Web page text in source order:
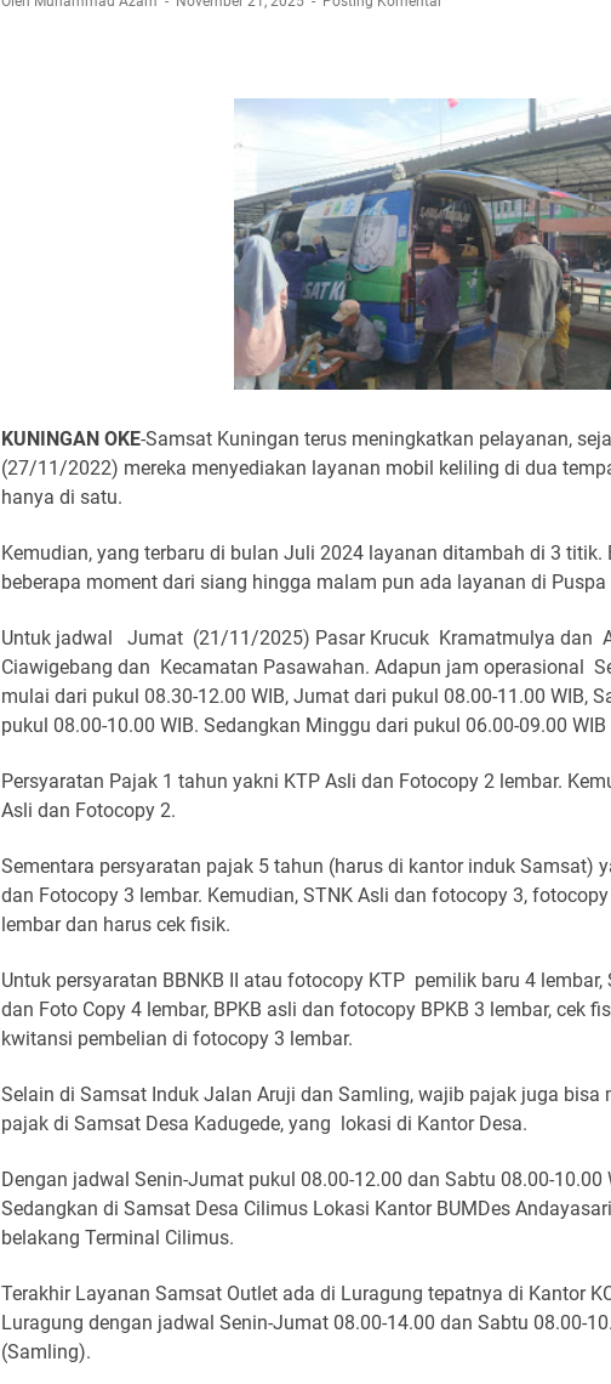
Sudahkah Kita Merdeka Dari Hawa Nafsu?
Info Sembako di Pasar Kepuh Kuningan Kamis 6 Agustus 2026, Daging
Agenda Kegiatan Bupati Kuningan Jumat 7 Agustus 2026 Ada Tiga, Tapi
KUNINGAN OKE-Samsat Kuningan terus meningkatkan pelayanan,
(27/11/2022) mereka menyediakan layanan mobil keliling di dua
hanya di satu.
Kemudian, yang terbaru di bulan Juli 2024 layanan ditambah di 3 titik.
beberapa moment dari siang hingga malam pun ada layanan di
Untuk jadwal Jumat (21/11/2025) Pasar Krucuk Kramatmulya dan
Ciawigebang dan Kecamatan Pasawahan. Adapun jam operasional
mulai dari pukul 08.30-12.00 WIB, Jumat dari pukul 08.00-11.00 WIB,
pukul 08.00-10.00 WIB. Sedangkan Minggu dari pukul 06.00-09.00 WIB
Persyaratan Pajak 1 tahun yakni KTP Asli dan Fotocopy 2 lembar.
Asli dan Fotocopy 2.
Sementara persyaratan pajak 5 tahun (harus di kantor induk Samsat)
dan Fotocopy 3 lembar. Kemudian, STNK Asli dan fotocopy 3,
lembar dan harus cek fisik.
Untuk persyaratan BBNKB II atau fotocopy KTP pemilik baru 4 lembar,
dan Foto Copy 4 lembar, BPKB asli dan fotocopy BPKB 3 lembar, cek
kwitansi pembelian di fotocopy 3 lembar.
Selain di Samsat Induk Jalan Aruji dan Samling, wajib pajak juga bisa
pajak di Samsat Desa Kadugede, yang lokasi di Kantor Desa.
Dengan jadwal Senin-Jumat pukul 08.00-12.00 dan Sabtu 08.00-10.00
Sedangkan di Samsat Desa Cilimus Lokasi Kantor BUMDes
belakang Terminal Cilimus.
Terakhir Layanan Samsat Outlet ada di Luragung tepatnya di Kantor
Luragung dengan jadwal Senin-Jumat 08.00-14.00 dan Sabtu 08.00-
(Samling).